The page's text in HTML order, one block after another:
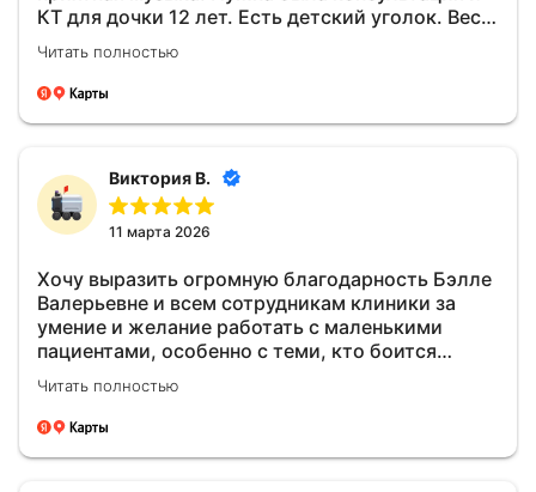
все свои действия комментирует, всегда
уточняют комфортно ли и всё ли хорошо, в
общем очень обходительны. Как долечу,
планирую посещение к Георгию Гочаевичу, на
КТ для дочки 12 лет. Есть детский уголок. Весь
коллектив приветливый, вежливый. Были у
специалиста Клищева Белла Валерьевна. Очень
приветливая, добрая. Вежливо обещалась с
не было проблем. Дочке она очень
понравилась. Всем рекомендую к посещению 💜
Читать полностью
Виктория В.
11 марта 2026
Хочу выразить огромную благодарность Бэлле
Валерьевне и всем сотрудникам клиники за
умение и желание работать с маленькими
пациентами, особенно с теми, кто боится
зубных врачей. Спасибо за ваш труд! Вы-
волшебники!
Читать полностью